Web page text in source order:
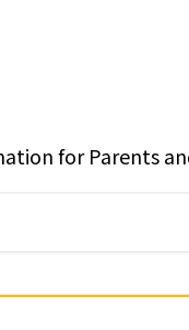
for Parents